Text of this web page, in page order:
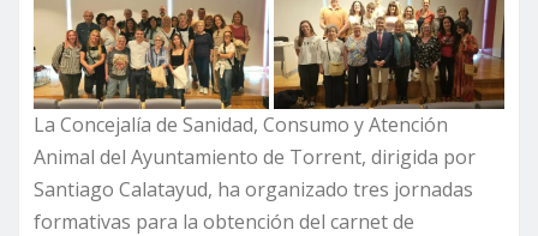
La Concejalía de Sanidad, Consumo y Atención
Animal del Ayuntamiento de Torrent, dirigida por
Santiago Calatayud, ha organizado tres jornadas
formativas para la obtención del carnet de